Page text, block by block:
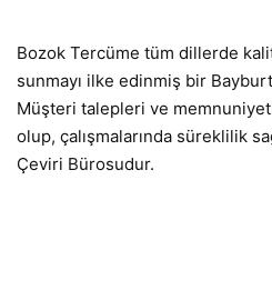
Bozok Tercüme tüm dillerde
sunmayı ilke edinmiş bir
Müşteri talepleri ve
olup, çalışmalarında süreklilik
Çeviri Bürosudur.